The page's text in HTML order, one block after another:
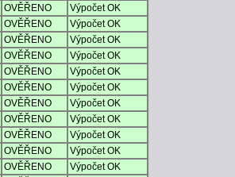
OVĚŘENO
Výpočet OK
OVĚŘENO
Výpočet OK
OVĚŘENO
Výpočet OK
OVĚŘENO
Výpočet OK
OVĚŘENO
Výpočet OK
OVĚŘENO
Výpočet OK
OVĚŘENO
Výpočet OK
OVĚŘENO
Výpočet OK
OVĚŘENO
Výpočet OK
OVĚŘENO
Výpočet OK
OVĚŘENO Výpočet OK